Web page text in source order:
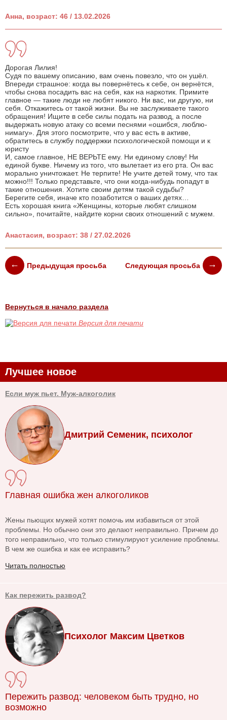
Анна, возраст: 46 / 13.02.2026
Дорогая Лилия!
Судя по вашему описанию, вам очень повезло, что он ушёл.
Впереди страшное: когда вы повернётесь к себе, он вернётся,
чтобы снова посадить вас на себя, как на наркотик. Примите
главное — такие люди не любят никого. Ни вас, ни другую, ни
себя. Откажитесь от такой жизни. Вы не заслуживаете такого
обращения! Ищите в себе силы подать на развод, а после
выдержать новую атаку со всеми песнями «ошибся, люблю-
нимагу». Для этого посмотрите, что у вас есть в активе,
обратитесь в службу поддержки психологической помощи и к
юристу
И, самое главное, НЕ ВЕРЬТЕ ему. Ни единому слову! Ни
единой букве. Ничему из того, что вылетает из его рта. Он вас
морально уничтожает. Не терпите! Не учите детей тому, что так
можно!!! Только представьте, что они когда-нибудь попадут в
такие отношения. Хотите своим детям такой судьбы?
Берегите себя, иначе кто позаботится о ваших детях…
Есть хорошая книга «Женщины, которые любят слишком
сильно», почитайте, найдите корни своих отношений с мужем.
Анастасия, возраст: 38 / 27.02.2026
Предыдущая просьба Следующая просьба
Вернуться в начало раздела
Версия для печати
Лучшее новое
Если муж пьет. Муж-алкоголик
Дмитрий Семеник, психолог
Главная ошибка жен алкоголиков
Жены пьющих мужей хотят помочь им избавиться от этой
проблемы. Но обычно они это делают неправильно. Причем до
того неправильно, что только стимулируют усиление проблемы.
В чем же ошибка и как ее исправить?
Читать полностью
Как пережить развод?
Психолог Максим Цветков
Пережить развод: человеком быть трудно, но
возможно